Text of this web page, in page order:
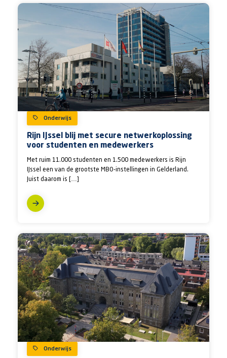
Onderwijs
Rijn IJssel blij met secure netwerkoplossing
voor studenten en medewerkers
Met ruim 11.000 studenten en 1.500 medewerkers is Rijn
IJssel een van de grootste MBO-instellingen in Gelderland.
Juist daarom is […]
Onderwijs